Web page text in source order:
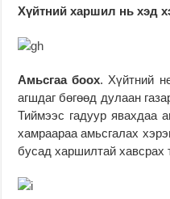
Хүйтний харшил нь хэд
Амьсгаа боох. Хүйтний
агшдаг бөгөөд дулаан
Тиймээс гадуур явахдаа
хамраараа амьсгалах
бусад харшилтай хавсрах